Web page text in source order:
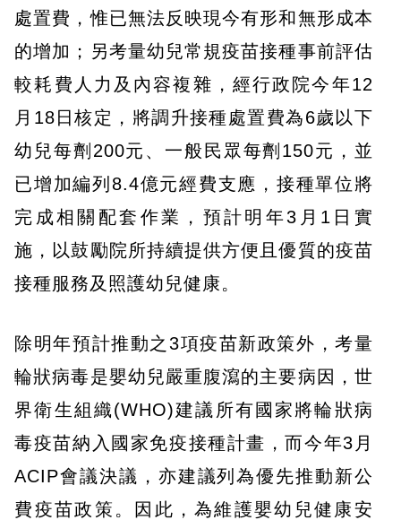
處置費，惟已無法反映現今有形和無形成本
的增加；另考量幼兒常規疫苗接種事前評估
較耗費人力及內容複雜，經行政院今年12
月18日核定，將調升接種處置費為6歲以下
幼兒每劑200元、一般民眾每劑150元，並
已增加編列8.4億元經費支應，接種單位將
完成相關配套作業，預計明年3月1日實
施，以鼓勵院所持續提供方便且優質的疫苗
接種服務及照護幼兒健康。
除明年預計推動之3項疫苗新政策外，考量
輪狀病毒是嬰幼兒嚴重腹瀉的主要病因，世
界衛生組織(WHO)建議所有國家將輪狀病
毒疫苗納入國家免疫接種計畫，而今年3月
ACIP會議決議，亦建議列為優先推動新公
費疫苗政策。因此，為維護嬰幼兒健康安